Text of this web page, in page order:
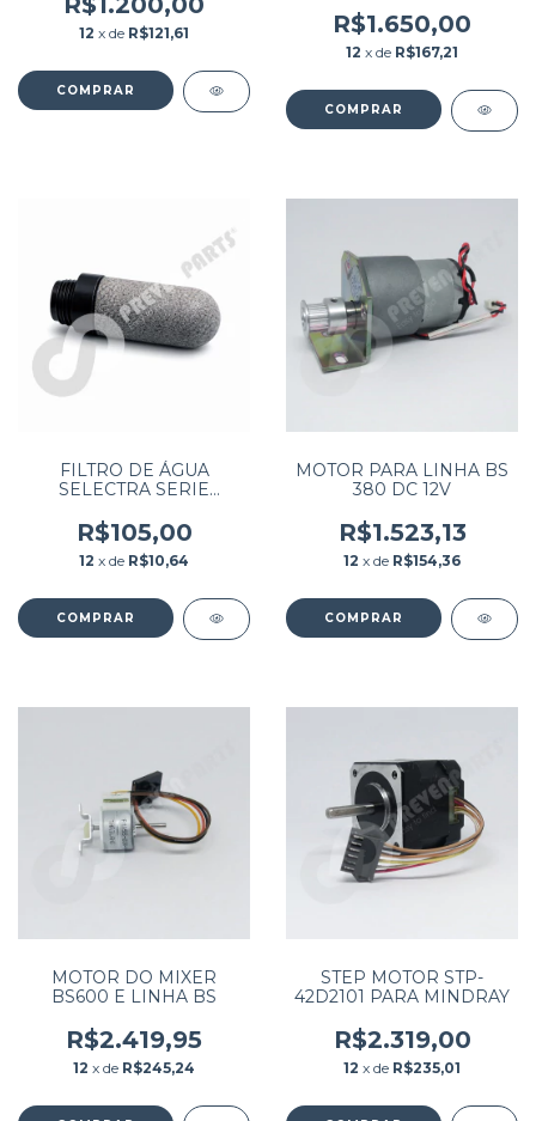
12 x de R$121,61 R$1.650,00
12 x de R$167,21
FILTRO DE ÁGUA
SELECTRA SERIE
R$105,00
12 x de R$10,64
MOTOR PARA LINHA BS
380 DC 12V
R$1.523,13
12 x de R$154,36
MOTOR DO MIXER
BS600 E LINHA BS
R$2.419,95
12 x de R$245,24
STEP MOTOR STP-
42D2101 PARA MINDRAY
R$2.319,00
12 x de R$235,01